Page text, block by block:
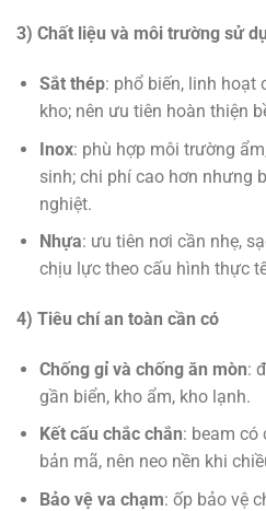
3) Chất liệu và môi trường sử
Sắt thép: phổ biến, linh hoạt
kho; nên ưu tiên hoàn thiện
Inox: phù hợp môi trường
sinh; chi phí cao hơn nhưng
nghiệt.
Nhựa: ưu tiên nơi cần nhẹ,
chịu lực theo cấu hình thực
4) Tiêu chí an toàn cần có
Chống gỉ và chống ăn mòn:
gần biển, kho ẩm, kho lạnh.
Kết cấu chắc chắn: beam có
bản mã, nên neo nền khi
Bảo vệ va chạm: ốp bảo vệ